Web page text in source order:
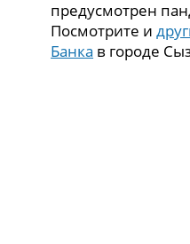
предусмотрен
Посмотрите и
Банка в городе